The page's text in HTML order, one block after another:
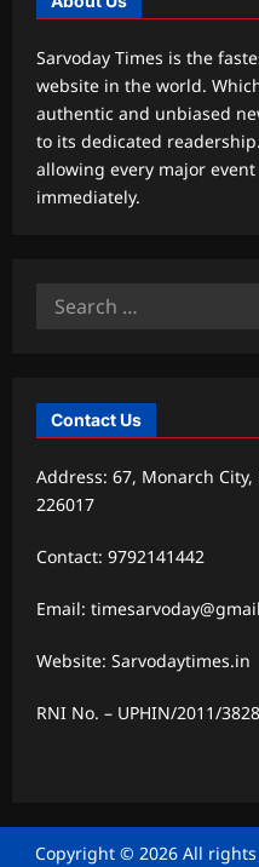
Sarvoday Times is the
website in the world.
authentic and unbiased
to its dedicated
allowing every major
immediately.
Search
Contact Us
Address: 67, Monarch
226017
Contact: 9792141442
Email:
Website: Sarvodaytimes.in
RNI No. – UPHIN/2011/
Copyright © 2026 All